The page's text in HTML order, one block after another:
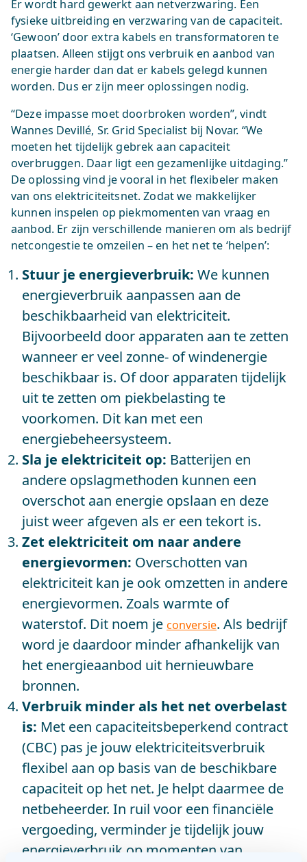
Er wordt hard gewerkt aan netverzwaring. Een
fysieke uitbreiding en verzwaring van de capaciteit.
‘Gewoon’ door extra kabels en transformatoren te
plaatsen. Alleen stijgt ons verbruik en aanbod van
energie harder dan dat er kabels gelegd kunnen
worden. Dus er zijn meer oplossingen nodig.
“Deze impasse moet doorbroken worden”, vindt
Wannes Devillé, Sr. Grid Specialist bij Novar. “We
moeten het tijdelijk gebrek aan capaciteit
overbruggen. Daar ligt een gezamenlijke uitdaging.”
De oplossing vind je vooral in het flexibeler maken
van ons elektriciteitsnet. Zodat we makkelijker
kunnen inspelen op piekmomenten van vraag en
aanbod. Er zijn verschillende manieren om als bedrijf
netcongestie te omzeilen – en het net te ‘helpen’:
Stuur je energieverbruik: We kunnen
energieverbruik aanpassen aan de
beschikbaarheid van elektriciteit.
Bijvoorbeeld door apparaten aan te zetten
wanneer er veel zonne- of windenergie
beschikbaar is. Of door apparaten tijdelijk
uit te zetten om piekbelasting te
voorkomen. Dit kan met een
energiebeheersysteem.
Sla je elektriciteit op: Batterijen en
andere opslagmethoden kunnen een
overschot aan energie opslaan en deze
juist weer afgeven als er een tekort is.
Zet elektriciteit om naar andere
energievormen: Overschotten van
elektriciteit kan je ook omzetten in andere
energievormen. Zoals warmte of
waterstof. Dit noem je conversie. Als bedrijf
word je daardoor minder afhankelijk van
het energieaanbod uit hernieuwbare
bronnen.
Verbruik minder als het net overbelast
is: Met een capaciteitsbeperkend contract
(CBC) pas je jouw elektriciteitsverbruik
flexibel aan op basis van de beschikbare
capaciteit op het net. Je helpt daarmee de
netbeheerder. In ruil voor een financiële
vergoeding, verminder je tijdelijk jouw
energieverbruik op momenten van